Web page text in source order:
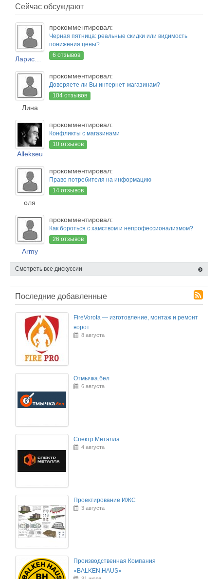
Сейчас обсуждают
прокомментировал:
Черная пятница: реальные скидки или видимость
понижения цены?
6 отзывов
Лина
прокомментировал:
Доверяете ли Вы интернет-магазинам?
104 отзывов
Allekseu
прокомментировал:
Конфликты с магазинами
10 отзывов
оля
прокомментировал:
Право потребителя на информацию
14 отзывов
Army
прокомментировал:
Как бороться с хамством и непрофессионализмом?
26 отзывов
Смотреть все дискуссии
Последние добавленные
FireVorota — изготовление, монтаж и ремонт
ворот
8 августа
Отмычка.бел
6 августа
Спектр Металла
4 августа
Проектирование ИЖС
3 августа
Производственная Компания
«BALKEN.HAUS»